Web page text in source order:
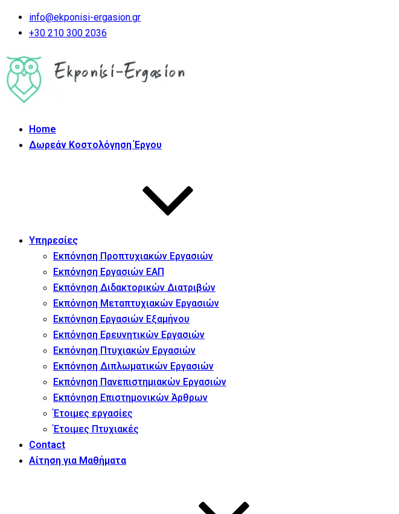
info@ekponisi-ergasion.gr
+30 210 300 2036
Home
Δωρεάν Κοστολόγηση Έργου
Υπηρεσίες
Εκπόνηση Προπτυχιακών Εργασιών
Εκπόνηση Εργασιών ΕΑΠ
Εκπόνηση Διδακτορικών Διατριβών
Εκπόνηση Μεταπτυχιακών Εργασιών
Εκπόνηση Εργασιών Εξαμήνου
Εκπόνηση Ερευνητικών Εργασιών
Εκπόνηση Πτυχιακών Εργασιών
Εκπόνηση Διπλωματικών Εργασιών
Εκπόνηση Πανεπιστημιακών Εργασιών
Εκπόνηση Επιστημονικών Άρθρων
Έτοιμες εργασίες
Έτοιμες Πτυχιακές
Contact
Αίτηση για Μαθήματα